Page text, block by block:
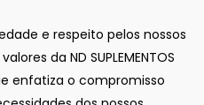
e respeito pelos nossos
da ND SUPLEMENTOS
enfatiza o compromisso